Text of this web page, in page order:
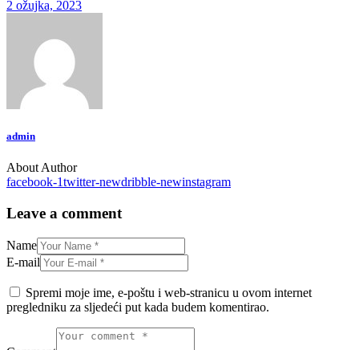
2 ožujka, 2023
admin
About Author
facebook-1twitter-newdribble-newinstagram
Leave a comment
Name
E-mail
Spremi moje ime, e-poštu i web-stranicu u ovom internet
pregledniku za sljedeći put kada budem komentirao.